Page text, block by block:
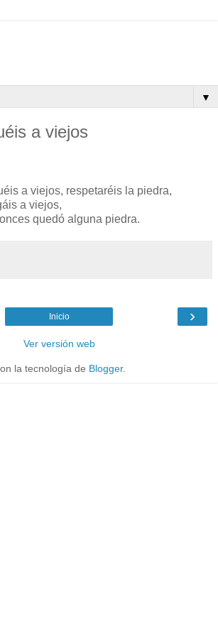
▼
a viejos
a viejos, respetaréis la piedra,
a viejos,
quedó alguna piedra.
›
Inicio
Ver versión web
la tecnología de Blogger.